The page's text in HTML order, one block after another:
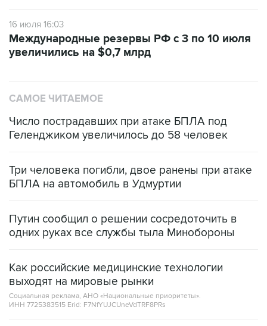
16 июля 16:03
Международные резервы РФ с 3 по 10 июля
увеличились на $0,7 млрд
САМОЕ ЧИТАЕМОЕ
Число пострадавших при атаке БПЛА под
Геленджиком увеличилось до 58 человек
Три человека погибли, двое ранены при атаке
БПЛА на автомобиль в Удмуртии
Путин сообщил о решении сосредоточить в
одних руках все службы тыла Минобороны
Как российские медицинские технологии
выходят на мировые рынки
Социальная реклама, АНО «Национальные приоритеты».
ИНН 7725383515 Erid: F7NfYUJCUneVdTRF8PRs